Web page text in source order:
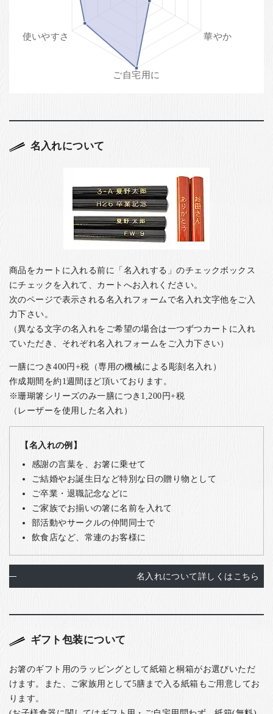
名入れについて
商品をカートに入れる前に「名入れする」のチェックボックス
にチェックを入れて、カートへお入れください。
次のページで表示される名入れフォームで名入れ文字他をご入
力下さい。
（異なる文字の名入れをご希望の場合は一つずつカートに入れ
ていただき、それぞれ名入れフォームをご入力下さい）
一膳につき400円+税（専用の機械による彫刻名入れ）
作成期間を約1週間ほど頂いております。
※珊瑚箸シリーズのみ一膳につき1,200円+税
（レーザーを使用した名入れ）
【名入れの例】
感謝の言葉を、お箸に乗せて
ご結婚やお誕生日など特別な日の贈り物として
ご卒業・退職記念などに
ご家族でお揃いの箸に名前を入れて
部活動やサークルの仲間同士で
飲食店など、常連のお客様に
名入れについて詳しくはこちら
ギフト包装について
お箸のギフト用のラッピングとして紙箱と桐箱がお選びいただ
けます。また、ご家族用として5膳まで入る紙箱もご用意してお
ります。